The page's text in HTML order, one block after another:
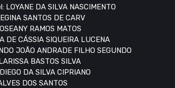
DA SILVA NASCIMENTO
SANTOS DE CARV
RAMOS MATOS
DE CÁSSIA SIQUEIRA LUCENA
JOÃO ANDRADE FILHO SEGUNDO
BASTOS SILVA
DA SILVA CIPRIANO
DOS SANTOS